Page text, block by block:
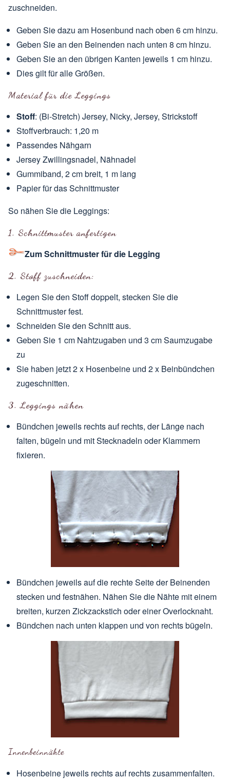
zuschneiden.
Geben Sie dazu am Hosenbund nach oben 6 cm hinzu.
Geben Sie an den Beinenden nach unten 8 cm hinzu.
Geben Sie an den übrigen Kanten jeweils 1 cm hinzu.
Dies gilt für alle Größen.
Material für die Leggings
Stoff: (Bi-Stretch) Jersey, Nicky, Jersey, Strickstoff
Stoffverbrauch: 1,20 m
Passendes Nähgarn
Jersey Zwillingsnadel, Nähnadel
Gummiband, 2 cm breit, 1 m lang
Papier für das Schnittmuster
So nähen Sie die Leggings:
1. Schnittmuster anfertigen
Zum Schnittmuster für die Legging
2. Stoff zuschneiden:
Legen Sie den Stoff doppelt, stecken Sie die
Schnittmuster fest.
Schneiden Sie den Schnitt aus.
Geben Sie 1 cm Nahtzugaben und 3 cm Saumzugabe
zu
Sie haben jetzt 2 x Hosenbeine und 2 x Beinbündchen
zugeschnitten.
3. Leggings nähen
Bündchen jeweils rechts auf rechts, der Länge nach
falten, bügeln und mit Stecknadeln oder Klammern
fixieren.
Bündchen jeweils auf die rechte Seite der Beinenden
stecken und festnähen. Nähen Sie die Nähte mit einem
breiten, kurzen Zickzackstich oder einer Overlocknaht.
Bündchen nach unten klappen und von rechts bügeln.
Innenbeinnähte
Hosenbeine jeweils rechts auf rechts zusammenfalten.